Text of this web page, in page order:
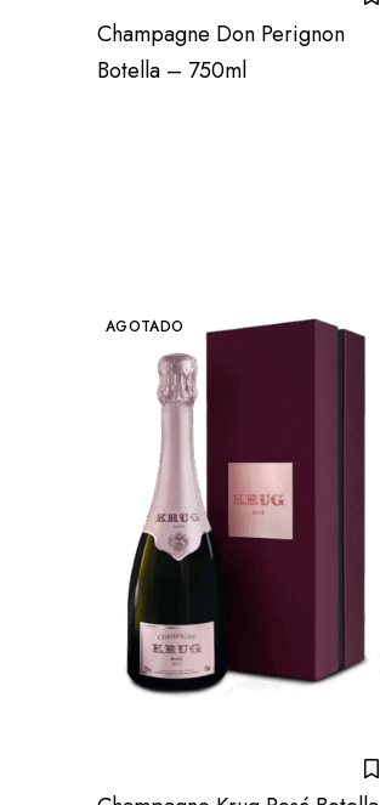
Champagne Don Perignon
Botella – 750ml
AGOTADO